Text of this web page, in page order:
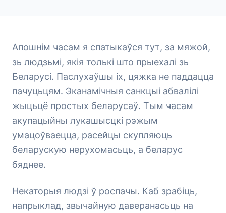
Апошнім часам я спатыкаўся тут, за мяжой,
зь людзьмі, якія толькі што прыехалі зь
Беларусі. Паслухаўшы іх, цяжка не паддацца
пачуцьцям. Эканамічныя санкцыі абвалілі
жыцьцё простых беларусаў. Тым часам
акупацыйны лукашысцкі рэжым
умацоўваецца, расейцы скупляюць
беларускую нерухомасьць, а беларус
бяднее.
Некаторыя людзі ў роспачы. Каб зрабіць,
напрыклад, звычайную даверанасьць на